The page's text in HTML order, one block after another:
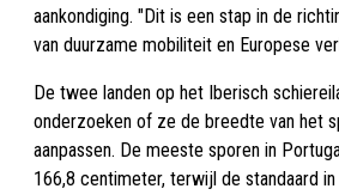
aankondiging. "Dit is een stap in de
van duurzame mobiliteit en Europese
De twee landen op het Iberisch
onderzoeken of ze de breedte van het
aanpassen. De meeste sporen in
166,8 centimeter, terwijl de standaard in